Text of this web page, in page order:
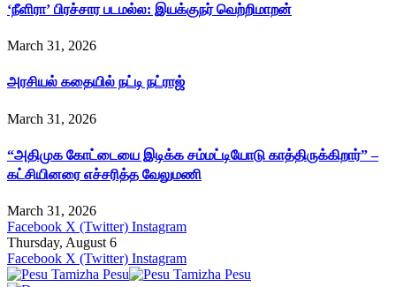
‘நீளிரா’ பிரச்சார படமல்ல: இயக்குநர் வெற்றிமாறன்
March 31, 2026
அரசியல் கதையில் நட்டி நட்ராஜ்
March 31, 2026
“அதிமுக கோட்டையை இடிக்க சம்மட்டியோடு காத்திருக்கிறார்” –
கட்சியினரை எச்சரித்த வேலுமணி
March 31, 2026
Facebook X (Twitter) Instagram
Thursday, August 6
Facebook X (Twitter) Instagram